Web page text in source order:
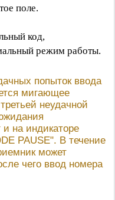
поле.
код,
режим работы.
попыток ввода
мигающее
неудачной
на индикаторе
PAUSE". В течение
может
чего ввод номера